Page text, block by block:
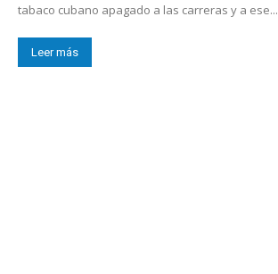
tabaco cubano apagado a las carreras y a ese...
Leer más